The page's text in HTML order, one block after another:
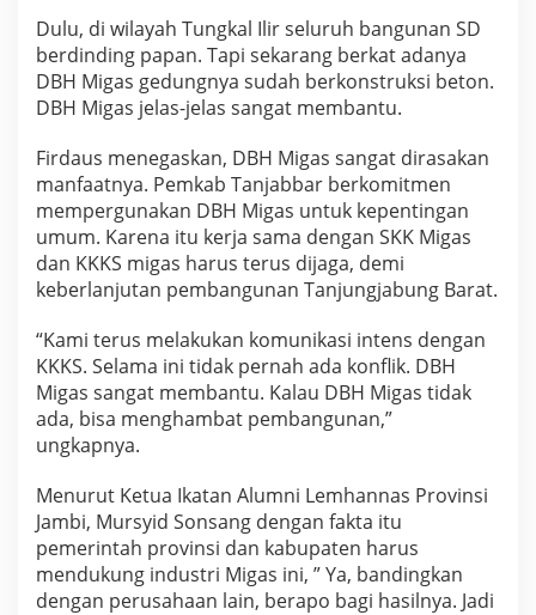
Dulu, di wilayah Tungkal Ilir seluruh bangunan SD
berdinding papan. Tapi sekarang berkat adanya
DBH Migas gedungnya sudah berkonstruksi beton.
DBH Migas jelas-jelas sangat membantu.
Firdaus menegaskan, DBH Migas sangat dirasakan
manfaatnya. Pemkab Tanjabbar berkomitmen
mempergunakan DBH Migas untuk kepentingan
umum. Karena itu kerja sama dengan SKK Migas
dan KKKS migas harus terus dijaga, demi
keberlanjutan pembangunan Tanjungjabung Barat.
“Kami terus melakukan komunikasi intens dengan
KKKS. Selama ini tidak pernah ada konflik. DBH
Migas sangat membantu. Kalau DBH Migas tidak
ada, bisa menghambat pembangunan,”
ungkapnya.
Menurut Ketua Ikatan Alumni Lemhannas Provinsi
Jambi, Mursyid Sonsang dengan fakta itu
pemerintah provinsi dan kabupaten harus
mendukung industri Migas ini, ” Ya, bandingkan
dengan perusahaan lain, berapo bagi hasilnya. Jadi